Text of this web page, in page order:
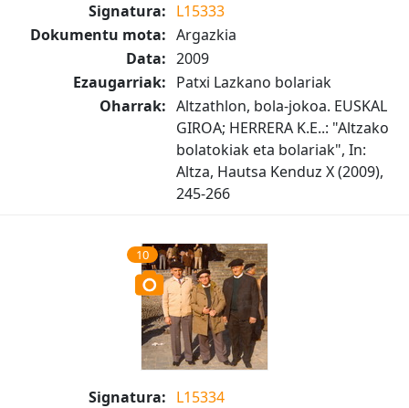
Signatura: L15333
Dokumentu mota: Argazkia
Data: 2009
Ezaugarriak: Patxi Lazkano bolariak
Oharrak: Altzathlon, bola-jokoa. EUSKAL
GIROA; HERRERA K.E..: "Altzako
bolatokiak eta bolariak", In:
Altza, Hautsa Kenduz X (2009),
245-266
10
Signatura: L15334